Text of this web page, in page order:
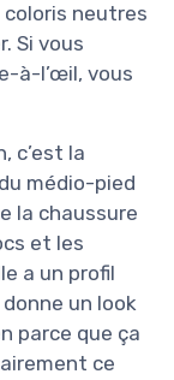
coloris neutres
Si vous
à-l’œil, vous
c’est la
médio-pied
la chaussure
et les
a un profil
un look
parce que ça
ce